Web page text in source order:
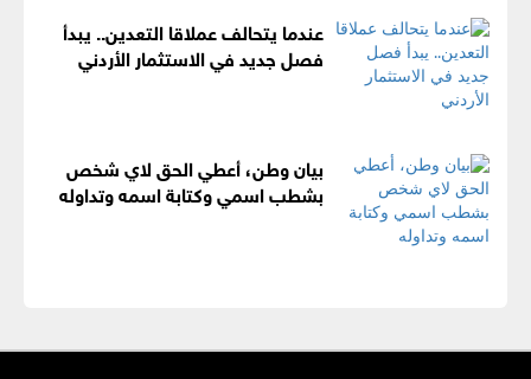
عندما يتحالف عملاقا التعدين.. يبدأ
فصل جديد في الاستثمار الأردني
بيان وطن، أعطي الحق لاي شخص
بشطب اسمي وكتابة اسمه وتداوله